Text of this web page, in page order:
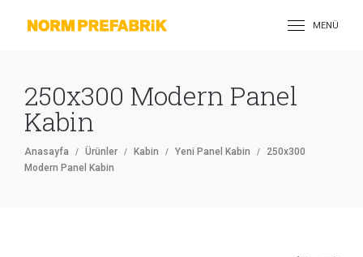
MENÜ
250x300 Modern Panel
Kabin
Anasayfa Ürünler Kabin Yeni Panel Kabin
250x300
Modern Panel Kabin